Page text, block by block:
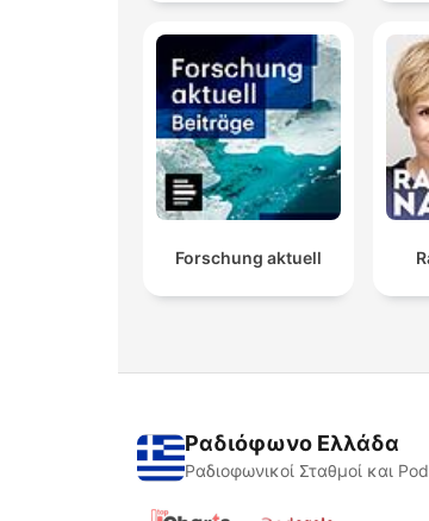
Forschung aktuell
Ραδιόφωνο Ελλάδα
Ραδιοφωνικοί Σταθμοί και